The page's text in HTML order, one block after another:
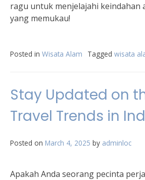
ragu untuk menjelajahi keindahan
yang memukau!
Posted in Wisata Alam Tagged wisata
Stay Updated on
Travel Trends in
Posted on March 4, 2025 by adminloc
Apakah Anda seorang pecinta